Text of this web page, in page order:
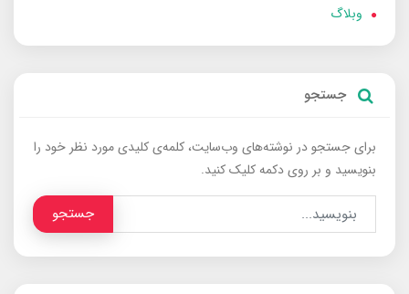
وبلاگ
جستجو
برای جستجو در نوشته‌های وب‌سایت، کلمه‌ی کلیدی مورد نظر خود را
بنویسید و بر روی دکمه کلیک کنید.
جستجو